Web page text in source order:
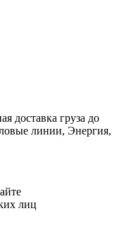
доставка груза до
линии, Энергия,
лиц